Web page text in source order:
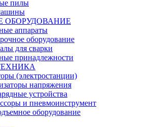
пилы
ОБОРУДОВАНИЕ
аппараты
оборудование
для сварки
принадлежности
(электростанции)
напряжения
устройства
и пневмоинструмент
оборудование